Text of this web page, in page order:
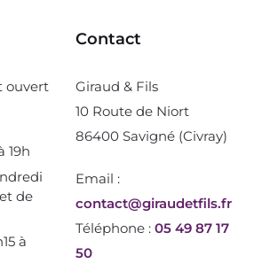
ouvert
19h
de
à
Contact
Giraud & Fils
10 Route de Niort
86400 Savigné (Civray)
Email :
contact@giraudetfils.fr
Téléphone :05 49 87 17
50